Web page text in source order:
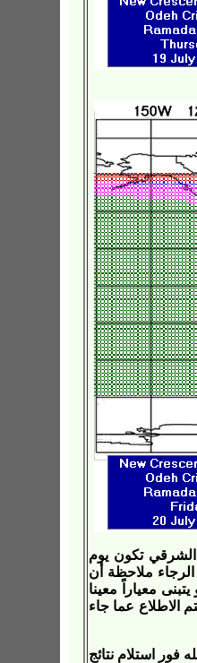
الشرقي تكون يوم
تموز / يوليو 2012 ، وبداية الشهر في النطاق الغربي تكون يوم الجمعة 20 تموز / يوليو 2012 . الرجاء ملاحظة أن
معياراً معينا
الاطلاع عما جاء
فور استلام نتائج